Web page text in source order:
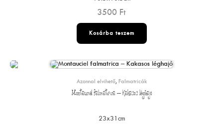
3500 Ft
Kosárba teszem
Azonnal elvihető, Falmatricák
Montauciel falmatrica – Kakasos léghajó
23x31cm